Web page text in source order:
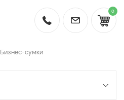
0
Бизнес-сумки